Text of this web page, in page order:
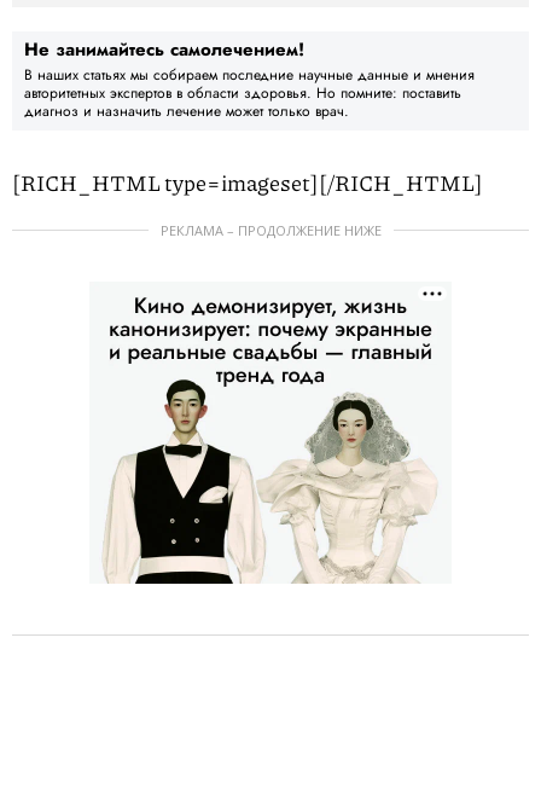
Не занимайтесь самолечением!
В наших статьях мы собираем последние научные данные и мнения
авторитетных экспертов в области здоровья. Но помните: поставить
диагноз и назначить лечение может только врач.
[RICH_HTML type=imageset][/RICH_HTML]
РЕКЛАМА – ПРОДОЛЖЕНИЕ НИЖЕ